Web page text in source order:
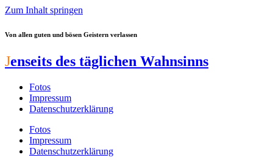
Zum Inhalt springen
Von allen guten und bösen Geistern verlassen
Jenseits des täglichen Wahnsinns
Fotos
Impressum
Datenschutzerklärung
Fotos
Impressum
Datenschutzerklärung